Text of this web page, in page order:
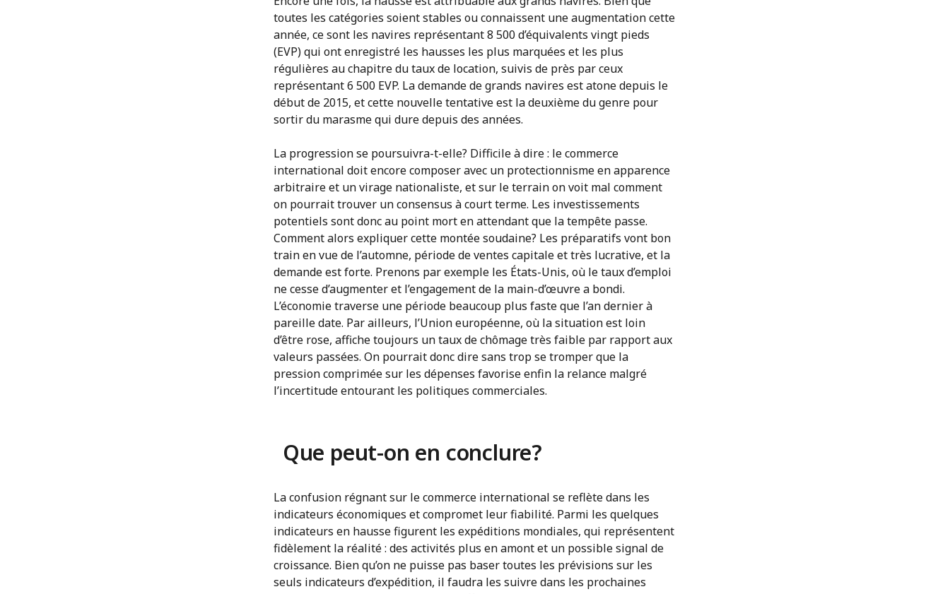
toutes les catégories soient stables ou connaissent une augmentation cette
année, ce sont les navires représentant 8 500 d’équivalents vingt pieds
(EVP) qui ont enregistré les hausses les plus marquées et les plus
régulières au chapitre du taux de location, suivis de près par ceux
représentant 6 500 EVP. La demande de grands navires est atone depuis le
début de 2015, et cette nouvelle tentative est la deuxième du genre pour
sortir du marasme qui dure depuis des années.
La progression se poursuivra-t-elle? Difficile à dire : le commerce
international doit encore composer avec un protectionnisme en apparence
arbitraire et un virage nationaliste, et sur le terrain on voit mal comment
on pourrait trouver un consensus à court terme. Les investissements
potentiels sont donc au point mort en attendant que la tempête passe.
Comment alors expliquer cette montée soudaine? Les préparatifs vont bon
train en vue de l’automne, période de ventes capitale et très lucrative, et la
demande est forte. Prenons par exemple les États-Unis, où le taux d’emploi
ne cesse d’augmenter et l’engagement de la main-d’œuvre a bondi.
L’économie traverse une période beaucoup plus faste que l’an dernier à
pareille date. Par ailleurs, l’Union européenne, où la situation est loin
d’être rose, affiche toujours un taux de chômage très faible par rapport aux
valeurs passées. On pourrait donc dire sans trop se tromper que la
pression comprimée sur les dépenses favorise enfin la relance malgré
l’incertitude entourant les politiques commerciales.
Que peut-on en conclure?
La confusion régnant sur le commerce international se reflète dans les
indicateurs économiques et compromet leur fiabilité. Parmi les quelques
indicateurs en hausse figurent les expéditions mondiales, qui représentent
fidèlement la réalité : des activités plus en amont et un possible signal de
croissance. Bien qu’on ne puisse pas baser toutes les prévisions sur les
seuls indicateurs d’expédition, il faudra les suivre dans les prochaines